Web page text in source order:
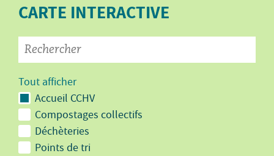
CARTE INTERACTIVE
Tout afficher
Accueil CCHV
Compostages collectifs
Déchèteries
Points de tri